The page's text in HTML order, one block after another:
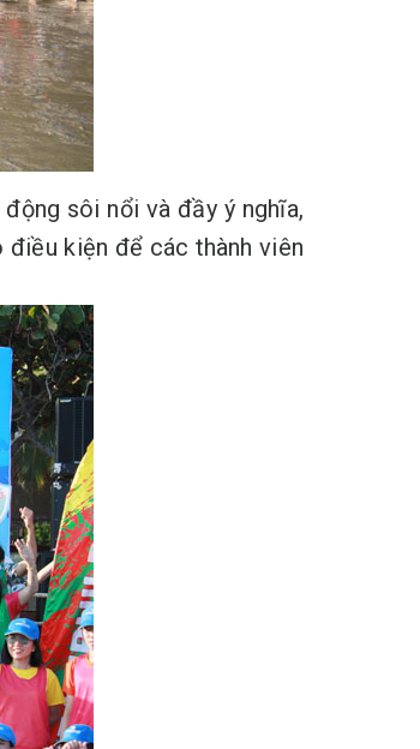
sôi nổi và đầy ý nghĩa,
kiện để các thành viên